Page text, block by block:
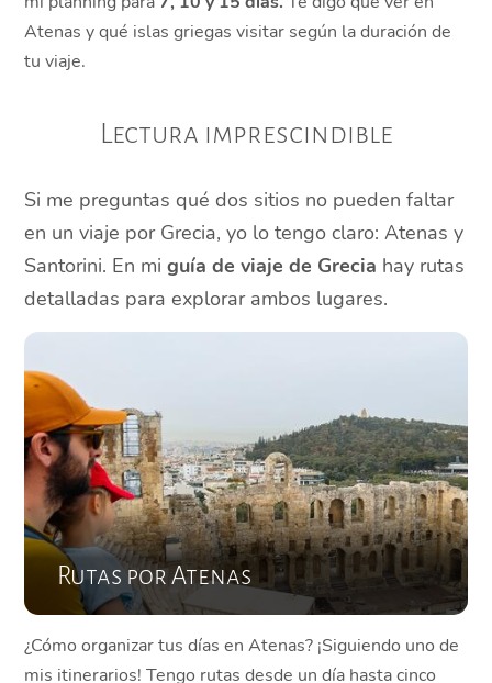
Atenas y qué islas griegas visitar según la duración de
tu viaje.
Lectura imprescindible
Si me preguntas qué dos sitios no pueden faltar
en un viaje por Grecia, yo lo tengo claro: Atenas y
Santorini. En miguía de viaje de Grecia hay rutas
detalladas para explorar ambos lugares.
Rutas por Atenas
¿Cómo organizar tus días en Atenas? ¡Siguiendo uno de
mis itinerarios! Tengo rutas desde un día hasta cinco